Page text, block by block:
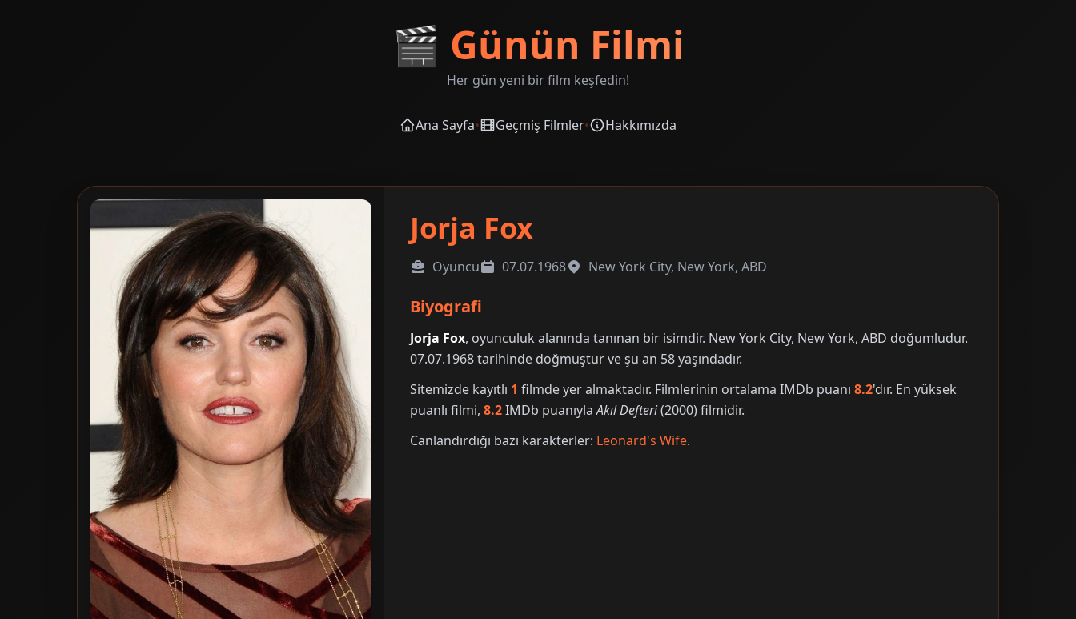
🎬 Günün Filmi
Her gün yeni bir film keşfedin!
Ana Sayfa• Geçmiş Filmler• Hakkımızda
Jorja Fox
Oyuncu 07.07.1968 New York City, New York, ABD
Biyografi
Jorja Fox, oyunculuk alanında tanınan bir isimdir. New York City, New York, ABD doğumludur.
07.07.1968 tarihinde doğmuştur ve şu an 58 yaşındadır.
Sitemizde kayıtlı 1 filmde yer almaktadır. Filmlerinin ortalama IMDb puanı8.2'dır. En yüksek
puanlı filmi,8.2IMDb puanıylaAkıl Defteri(2000) filmidir.
Canlandırdığı bazı karakterler: Leonard's Wife.